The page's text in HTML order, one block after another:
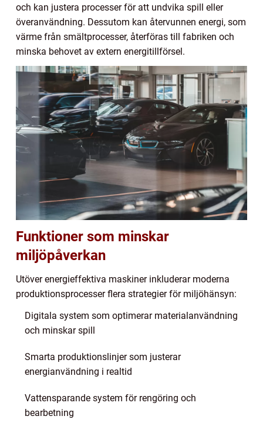
och kan justera processer för att undvika spill eller
överanvändning. Dessutom kan återvunnen energi, som
värme från smältprocesser, återföras till fabriken och
minska behovet av extern energitillförsel.
Funktioner som minskar
miljöpåverkan
Utöver energieffektiva maskiner inkluderar moderna
produktionsprocesser flera strategier för miljöhänsyn:
Digitala system som optimerar materialanvändning
och minskar spill
Smarta produktionslinjer som justerar
energianvändning i realtid
Vattensparande system för rengöring och
bearbetning